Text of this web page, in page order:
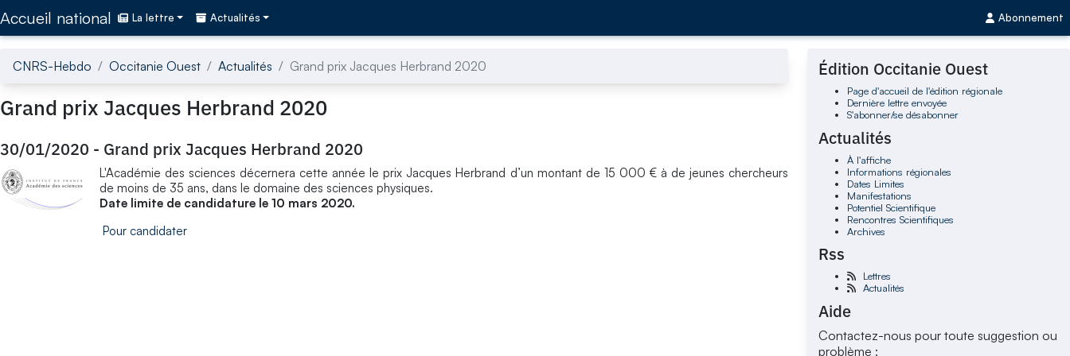
Accueil national La lettre Actualités Abonnement
CNRS-Hebdo Occitanie Ouest Actualités Grand prix Jacques Herbrand 2020
Grand prix Jacques Herbrand 2020
30/01/2020 - Grand prix Jacques Herbrand 2020
L'Académie des sciences décernera cette année le prix Jacques Herbrand d’un montant de 15 000 € à de jeunes chercheurs
de moins de 35 ans, dans le domaine des sciences physiques.
Date limite de candidature le 10 mars 2020.
Pour candidater
Édition Occitanie Ouest
Page d'accueil de l'édition régionale
Dernière lettre envoyée
S'abonner/se désabonner
Actualités
À l'affiche
Informations régionales
Dates Limites
Manifestations
Potentiel Scientifique
Rencontres Scientifiques
Archives
Rss
Lettres
Actualités
Aide
Contactez-nous pour toute suggestion ou
problème :